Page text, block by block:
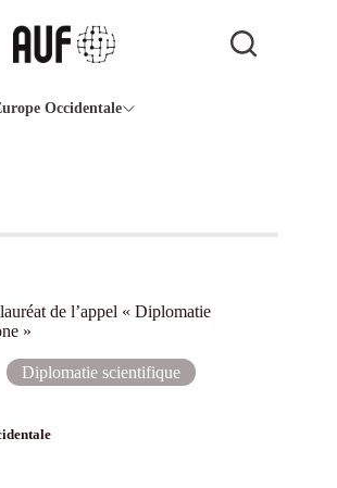
Occidentale
de l’appel « Diplomatie
»
Diplomatie scientifique